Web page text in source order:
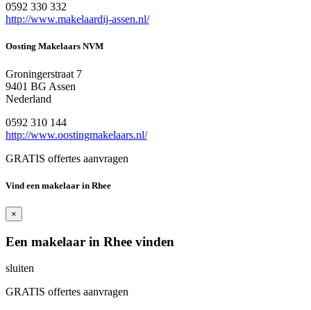
0592 330 332
http://www.makelaardij-assen.nl/
Oosting Makelaars NVM
Groningerstraat 7
9401 BG Assen
Nederland
0592 310 144
http://www.oostingmakelaars.nl/
GRATIS offertes aanvragen
Vind een makelaar in Rhee
×
Een makelaar in Rhee vinden
sluiten
GRATIS offertes aanvragen